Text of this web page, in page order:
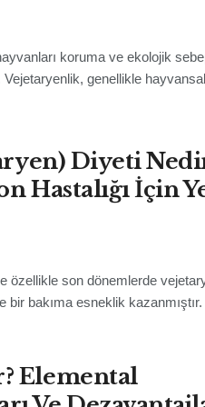
koruma ve ekolojik
genellikle hayvansal
Diyeti
Hastalığı İçin
özellikle son dönemlerde
bakıma esneklik
Elemental